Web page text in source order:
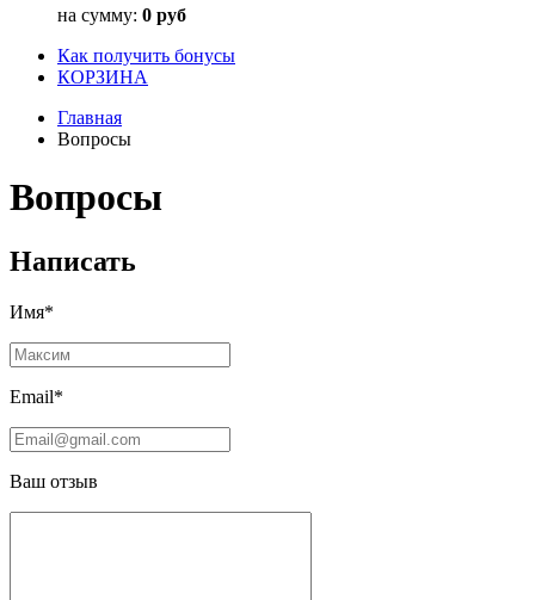
на сумму: 0 руб
Как получить бонусы
КОРЗИНА
Главная
Вопросы
Вопросы
Написать
Имя*
Email*
Ваш отзыв